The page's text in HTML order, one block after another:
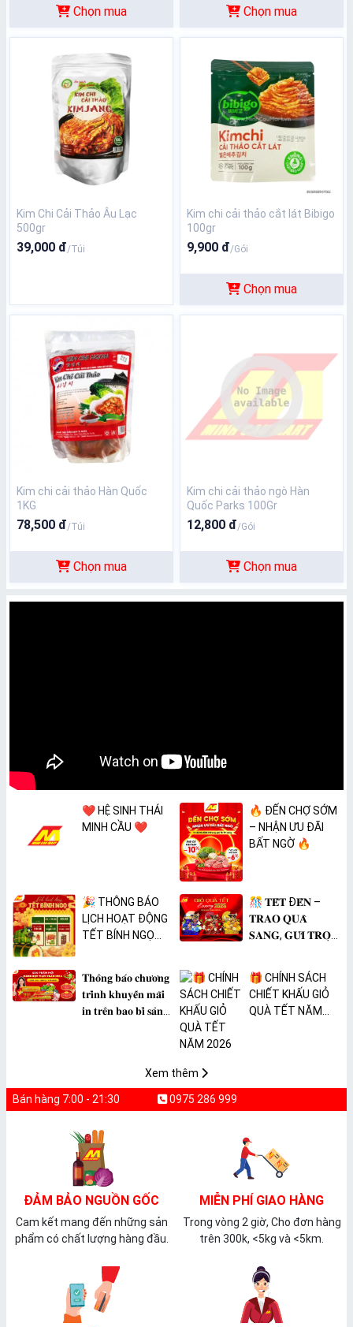
Chọn mua Chọn mua
Kim Chi Cải Thảo Âu Lạc
500gr
39,000 đ/Túi
Kim chi cải thảo cắt lát Bibigo
100gr
9,900 đ/Gói
Chọn mua
Kim chi cải thảo Hàn Quốc
1KG
78,500 đ/Túi
Chọn mua
Kim chi cải thảo ngò Hàn
Quốc Parks 100Gr
12,800 đ/Gói
Chọn mua
❤️ HỆ SINH THÁI
MINH CẦU ❤️
🔥 ĐẾN CHỢ SỚM
– NHẬN ƯU ĐÃI
BẤT NGỜ 🔥
🎉 THÔNG BÁO
LỊCH HOẠT ĐỘNG
TẾT BÍNH NGỌ
🎊 𝐓𝐄̂́𝐓 Đ𝐄̂́𝐍 –
𝐓𝐑𝐀𝐎 𝐐𝐔𝐀̀
𝐒𝐀𝐍𝐆, 𝐆𝐔̛̉𝐈 𝐓𝐑𝐎̣𝐍
𝐓𝐡𝐨̂𝐧𝐠 𝐛𝐚́𝐨 𝐜𝐡𝐮̛𝐨̛𝐧𝐠
𝐭𝐫𝐢̀𝐧𝐡 𝐤𝐡𝐮𝐲𝐞̂́𝐧 𝐦𝐚̃𝐢
𝐢𝐧 𝐭𝐫𝐞̂𝐧 𝐛𝐚𝐨 𝐛𝐢̀ 𝐬𝐚̉𝐧
🎁 CHÍNH SÁCH
CHIẾT KHẤU GIỎ
QUÀ TẾT NĂM
Xem thêm
Bán hàng 7:00 - 21:30 0975 286 999
ĐẢM BẢO NGUỒN GỐC
Cam kết mang đến những sản
phẩm có chất lượng hàng đầu.
MIỄN PHÍ GIAO HÀNG
Trong vòng 2 giờ, Cho đơn hàng
trên 300k, <5kg và <5km.